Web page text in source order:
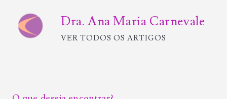
Dra. Ana Maria Carnevale
VER TODOS OS ARTIGOS